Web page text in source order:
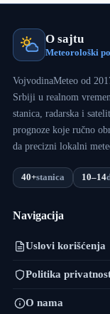
O sajtu
Meteorološki
VojvodinaMeteo od
Srbiji u realnom
stanica, radarska i
prognoze koje ručno
da precizni lokalni
40+stanica 10–14
Navigacija
Uslovi korišćenja
Politika
O nama